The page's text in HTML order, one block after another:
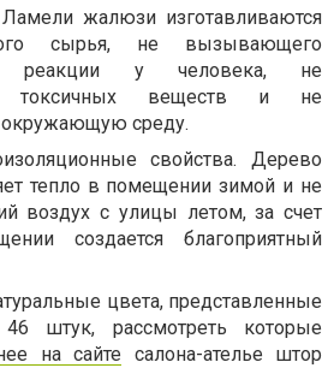
Ламели жалюзи изготавливаются
сырья, не вызывающего
реакции у человека, не
токсичных веществ и не
окружающую среду.
свойства. Дерево
тепло в помещении зимой и не
воздух с улицы летом, за счет
создается благоприятный
цвета, представленные
штук, рассмотреть которые
на сайте салона-ателье штор